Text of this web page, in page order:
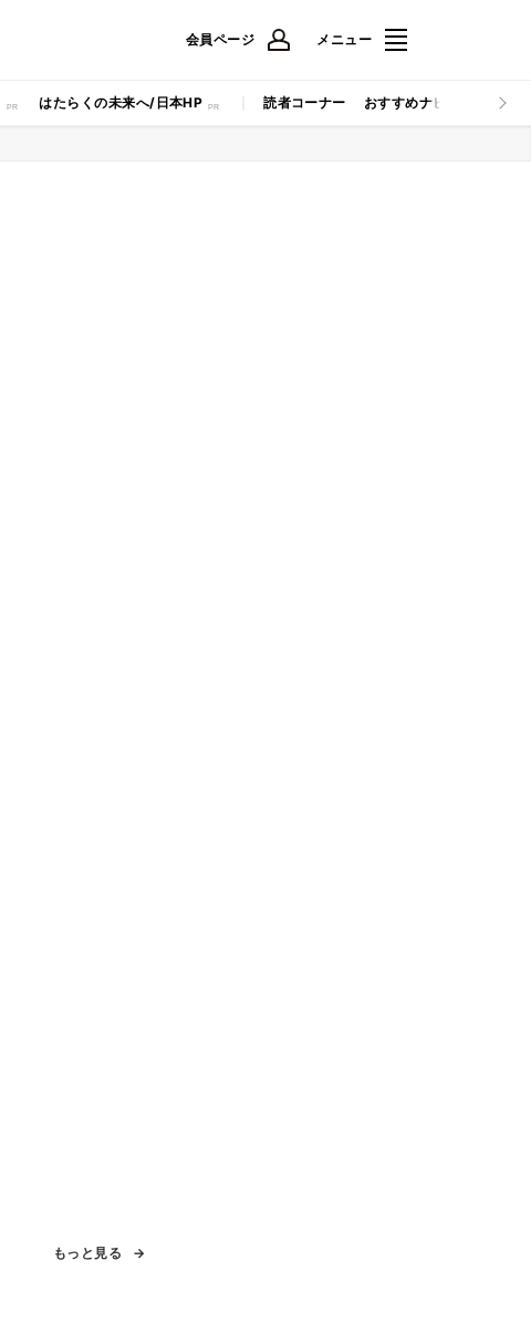
会員ページ メニュー
はたらくの未来へ/日本HP 読者コーナー おすすめナビ マイナビ
もっと見る